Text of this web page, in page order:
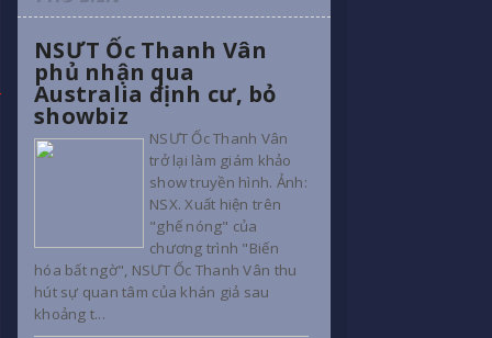
NSƯT Ốc Thanh Vân
phủ nhận qua
Australia định cư, bỏ
showbiz
NSƯT Ốc Thanh Vân
trở lại làm giám khảo
show truyền hình. Ảnh:
NSX. Xuất hiện trên
"ghế nóng" của
chương trình "Biến
hóa bất ngờ", NSƯT Ốc Thanh Vân thu
hút sự quan tâm của khán giả sau
khoảng t...